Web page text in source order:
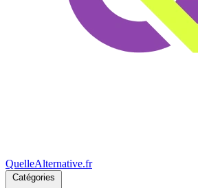
QuelleAlternative.fr